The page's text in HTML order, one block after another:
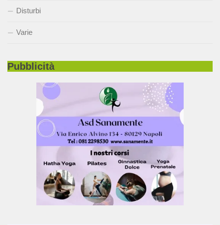
Disturbi
Varie
Pubblicità